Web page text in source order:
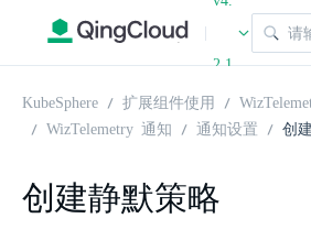
|
2.1
KubeSphere 扩展组件使用
WizTelemetry 通知
通知设置 创
创建静默策略